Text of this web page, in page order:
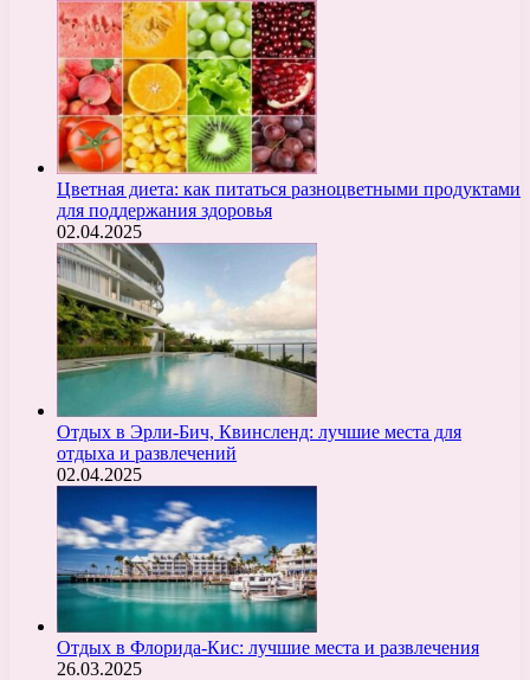
Цветная диета: как питаться разноцветными продуктами
для поддержания здоровья
02.04.2025
Отдых в Эрли-Бич, Квинсленд: лучшие места для
отдыха и развлечений
02.04.2025
Отдых в Флорида-Кис: лучшие места и развлечения
26.03.2025